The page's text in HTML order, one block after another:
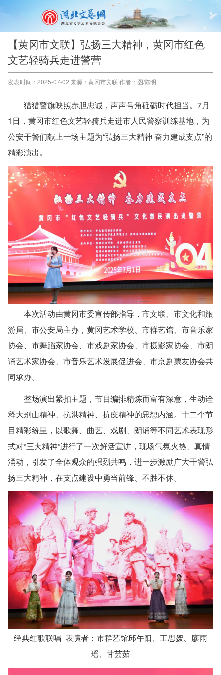
【黄冈市文联】弘扬三大精神，黄冈市红色
文艺轻骑兵走进警营
发表时间：2025-07-02 来源：黄冈市文联 作者：图/陈明
猎猎警旗映照赤胆忠诚，声声号角砥砺时代担当。7月
1日，黄冈市红色文艺轻骑兵走进市人民警察训练基地，为
公安干警们献上一场主题为“弘扬三大精神 奋力建成支点”的
精彩演出。
本次活动由黄冈市委宣传部指导，市文联、市文化和旅
游局、市公安局主办，黄冈艺术学校、市群艺馆、市音乐家
协会、市舞蹈家协会、市戏剧家协会、市摄影家协会、市朗
诵艺术家协会、市音乐艺术发展促进会、市京剧票友协会共
同承办。
整场演出紧扣主题，节目编排精炼而富有深意，生动诠
释大别山精神、抗洪精神、抗疫精神的思想内涵。十二个节
目精彩纷呈，以歌舞、曲艺、戏剧、朗诵等不同艺术表现形
式对“三大精神”进行了一次鲜活宣讲，现场气氛火热、真情
涌动，引发了全体观众的强烈共鸣，进一步激励广大干警弘
扬三大精神，在支点建设中勇当前锋、不胜不休。
经典红歌联唱 表演者：市群艺馆邱午阳、王思媛、廖雨
瑶、甘芸茹